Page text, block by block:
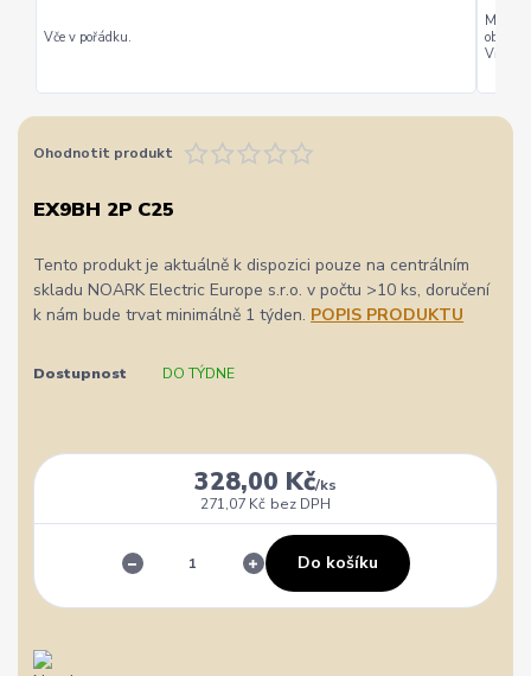
Vče v pořádku.
Můžu
Vřele
Ohodnotit produkt
EX9BH 2P C25
Tento produkt je aktuálně k dispozici pouze na centrálním
skladu NOARK Electric Europe s.r.o. v počtu >10 ks, doručení
k nám bude trvat minimálně 1 týden. POPIS PRODUKTU
Dostupnost DO TÝDNE
328,00 Kč/ks
271,07 Kč bez DPH
Do košíku